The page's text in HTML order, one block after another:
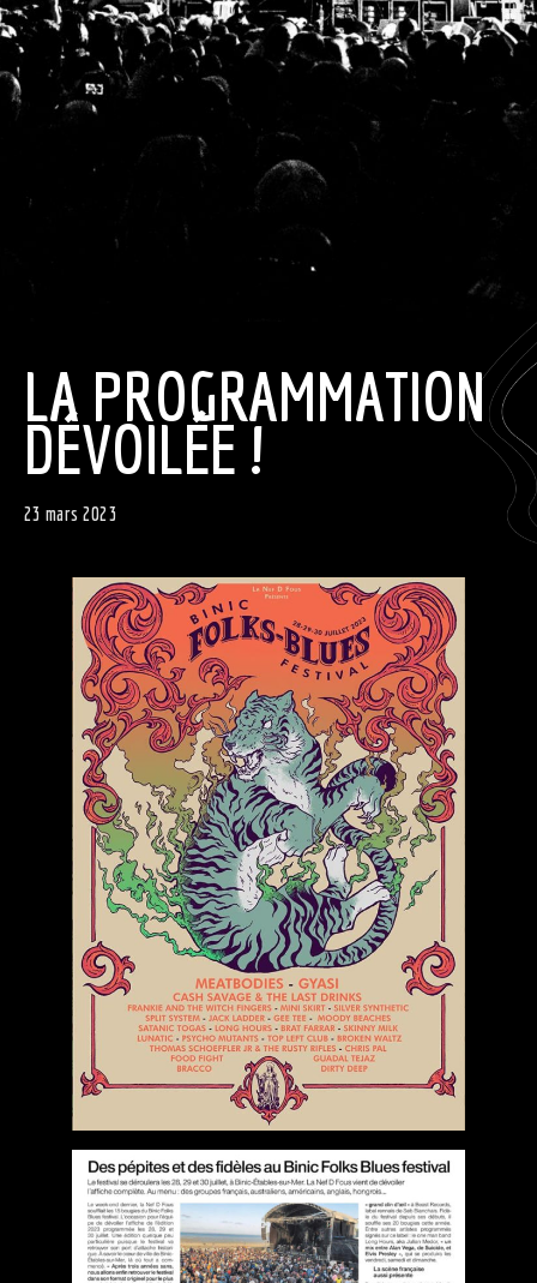
LA PROGRAMMATION
DÉVOILÉE !
23 mars 2023